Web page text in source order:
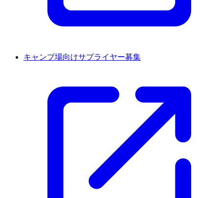
キャンプ場向けサプライヤー募集